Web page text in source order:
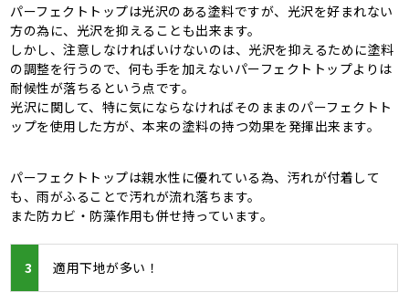
パーフェクトトップは光沢のある塗料ですが、光沢を好まれない
方の為に、光沢を抑えることも出来ます。
しかし、注意しなければいけないのは、光沢を抑えるために塗料
の調整を行うので、何も手を加えないパーフェクトトップよりは
耐候性が落ちるという点です。
光沢に関して、特に気にならなければそのままのパーフェクトト
ップを使用した方が、本来の塗料の持つ効果を発揮出来ます。
パーフェクトトップは親水性に優れている為、汚れが付着して
も、雨がふることで汚れが流れ落ちます。
また防カビ・防藻作用も併せ持っています。
3 適用下地が多い！